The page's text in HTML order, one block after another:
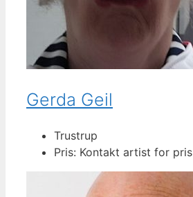
Gerda Geil
Trustrup
Pris: Kontakt artist for pris